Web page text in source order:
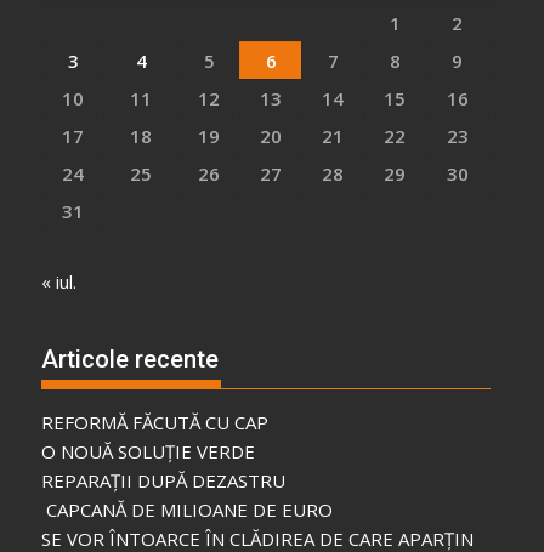
1
2
3
4 5 6 7 8
9
10
11 12 13 14 15
16
17
18 19 20 21 22
23
24
25 26 27 28 29
30
31
« iul.
Articole recente
REFORMĂ FĂCUTĂ CU CAP
O NOUĂ SOLUȚIE VERDE
REPARAȚII DUPĂ DEZASTRU
CAPCANĂ DE MILIOANE DE EURO
SE VOR ÎNTOARCE ÎN CLĂDIREA DE CARE APARȚIN